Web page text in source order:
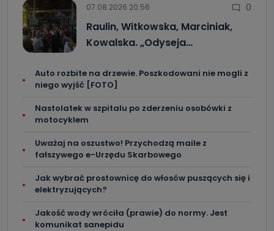
07.08.2026 20:56 0
Raulin, Witkowska, Marciniak,
Kowalska. „Odyseja…
Auto rozbite na drzewie. Poszkodowani nie mogli z
niego wyjść [FOTO]
Nastolatek w szpitalu po zderzeniu osobówki z
motocyklem
Uważaj na oszustwo! Przychodzą maile z
fałszywego e-Urzędu Skarbowego
Jak wybrać prostownicę do włosów puszących się i
elektryzujących?
Jakość wody wróciła (prawie) do normy. Jest
komunikat sanepidu